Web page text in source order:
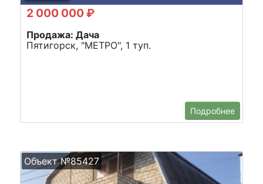
2 000 000 ₽
Продажа: Дача
Пятигорск, "МЕТРО", 1 туп.
Подробнее
Объект №85427